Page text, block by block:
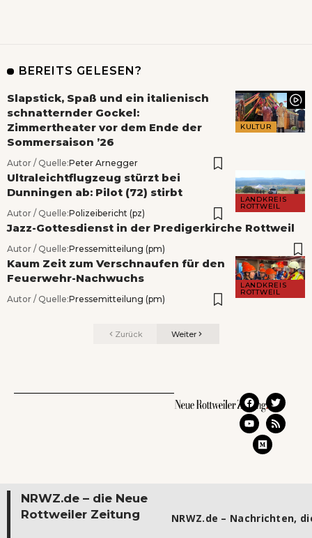
BEREITS GELESEN?
KULTUR
Slapstick, Spaß und ein italienisch
schnatternder Gockel:
Zimmertheater vor dem Ende der
Sommersaison ’26
Autor / Quelle:Peter Arnegger
LANDKREIS
ROTTWEIL
Ultraleichtflugzeug stürzt bei
Dunningen ab: Pilot (72) stirbt
Autor / Quelle:Polizeibericht (pz)
Jazz-Gottesdienst in der Predigerkirche Rottweil
Autor / Quelle:Pressemitteilung (pm)
LANDKREIS
ROTTWEIL
Kaum Zeit zum Verschnaufen für den
Feuerwehr-Nachwuchs
Autor / Quelle:Pressemitteilung (pm)
Zurück Weiter
NRWZ.de – die Neue
Rottweiler Zeitung
NRWZ.de – Nachrichten,